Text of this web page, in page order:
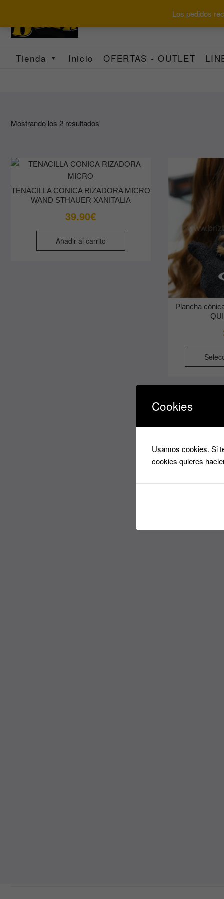
Los pedidos
contenido
Tienda Inicio OFERTAS - OUTLET
Mostrando los 2 resultados
últimos
TENACILLA CONICA RIZADORA MICRO
WAND STHAUER XANITALIA
39.90€
Añadir al carrito
Plancha
Cookies
Usamos cookies. Si
cookies quieres